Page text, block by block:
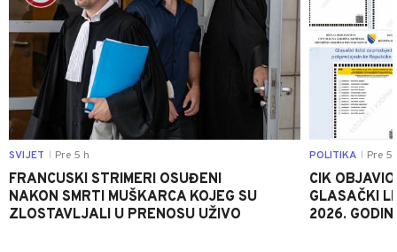
SVIJET Pre 5 h
FRANCUSKI STRIMERI OSUĐENI
NAKON SMRTI MUŠKARCA KOJEG SU
ZLOSTAVLJALI U PRENOSU UŽIVO
POLITIKA Pre 5
CIK
GLASAČKI
2026.